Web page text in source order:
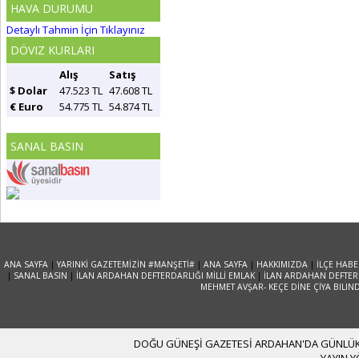
HAVA DURUMU
Detaylı Tahmin İçin Tıklayınız
DÖVIZ KURLARI
Alış
Satış
$ Dolar
47.523 TL 47.608 TL
€ Euro
54.775 TL 54.874 TL
SANAL BASIN
ANA SAYFA |YARINKİ GAZETEMİZİN #MANŞETİ# |ANA SAYFA | HAKKIMIZDA | İLÇE
| SANAL BASIN | İLAN ARDAHAN DEFTERDARLIĞI MİLLİ EMLAK | İLAN ARDAHAN
MEHMET AVŞAR- KEÇE DİNE ÇİYA
DOĞU GÜNEŞİ GAZETESİ ARDAHAN'DA